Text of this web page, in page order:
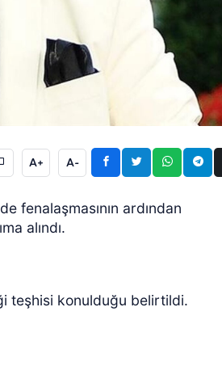
A+ A-
fenalaşmasının ardından
alındı.
teşhisi konulduğu belirtildi.
ÖZEL HABER